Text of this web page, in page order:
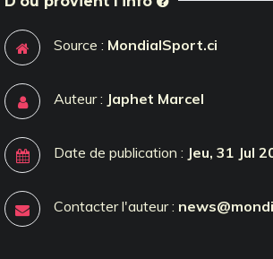
Source : MondialSport.ci
Auteur : Japhet Marcel
Date de publication : Jeu, 31 Jul
Contacter l'auteur :